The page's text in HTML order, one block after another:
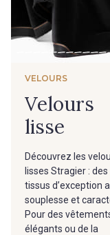
VELOURS
Velours
lisse
Découvrez les
lisses Stragier : des
tissus d’exception
souplesse et
Pour des
élégants ou de la